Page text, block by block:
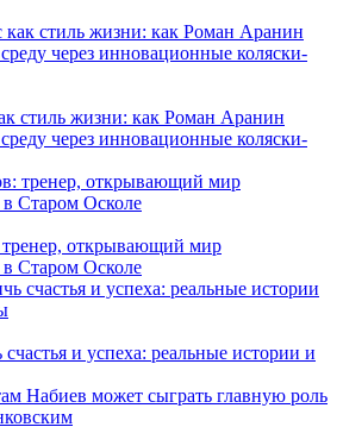
стиль жизни: как Роман Аранин
через инновационные коляски-
открывающий мир
Старом Осколе
и успеха: реальные истории и